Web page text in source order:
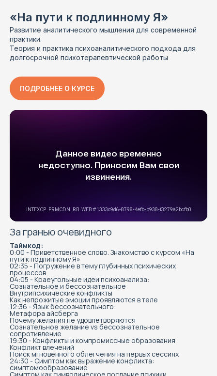
«На пути к подлинному Я»
Развитие аналитического мышления для современной
практики.
Теория и практика психоаналитического подхода для
долгосрочной психотерапевтической работы
ПОДРОБНЕЕ О КУРСЕ
За гранью очевидного
Таймкод:
0:00 - Приветственное слово. Знакомство с курсом «На
пути к подлинному Я»
02:35 - Погружение в тему глубинных психических
процессов
04:05 - Краеугольные идеи психоанализа:
Сознательное и бессознательное
Внутрипсихические конфликты
Как непрожитые эмоции проявляются в теле
12:36 - Язык бессознательного:
Метафора айсберга
Почему желания не удовлетворяются
Сознательное желание vs бессознательное
сопротивление
19:30 - Конфликты и компромиссные образования
Конфликт влечений
Поиск мгновенного облегчения на первых сессиях
24:30 - Симптом как выражение конфликта:
симптомообразование